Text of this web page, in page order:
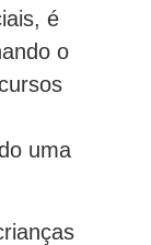
é
o
uma